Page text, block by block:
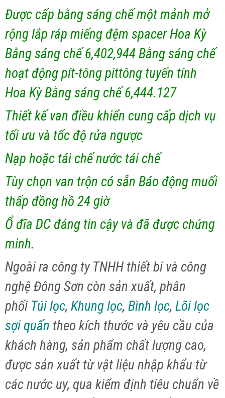
Được cấp bằng sáng chế một mảnh mở
rộng lắp ráp miếng đệm spacer Hoa Kỳ
Bằng sáng chế 6,402,944 Bằng sáng chế
hoạt động pít-tông pittông tuyến tính
Hoa Kỳ Bằng sáng chế 6,444.127
Thiết kế van điều khiển cung cấp dịch vụ
tối ưu và tốc độ rửa ngược
Nạp hoặc tái chế nước tái chế
Tùy chọn van trộn có sẵn Báo động muối
thấp đồng hồ 24 giờ
Ổ đĩa DC đáng tin cậy và đã được chứng
minh.
Ngoài ra công ty TNHH thiết bi và công
nghệ Đông Sơn còn sản xuất, phân
phối Túi lọc, Khung lọc, Bình lọc, Lõi lọc
sợi quấn theo kích thước và yêu cầu của
khách hàng, sản phẩm chất lượng cao,
được sản xuất từ vật liệu nhập khẩu từ
các nước uy, qua kiểm định tiêu chuẩn về